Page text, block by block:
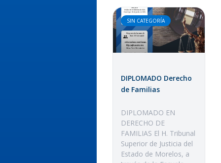
SIN CATEGORÍA
DIPLOMADO Derecho
de Familias
DIPLOMADO EN
DERECHO DE
FAMILIAS El H. Tribunal
Superior de Justicia del
Estado de Morelos, a